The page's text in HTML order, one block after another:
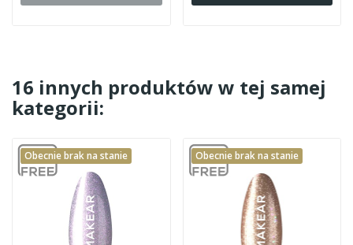
16 innych produktów w tej samej
kategorii:
Obecnie brak na stanie Obecnie brak na stanie